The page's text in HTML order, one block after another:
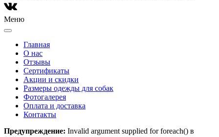
Меню
Главная
О нас
Отзывы
Сертификаты
Акции и скидки
Размеры одежды для собак
Фотогалерея
Оплата и доставка
Контакты
Предупреждение: Invalid argument supplied for foreach() в